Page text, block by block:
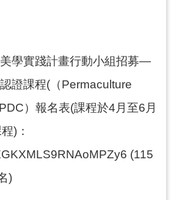
美學實踐計畫行動小組招募—
證課程(（Permaculture
）報名表(課程於4月至6月
)：
(115
)